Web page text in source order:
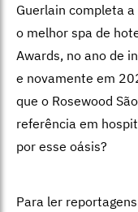
Guerlain completa
o melhor spa de
Awards, no ano de
e novamente em
que o Rosewood
referência em
por esse oásis?
Para ler